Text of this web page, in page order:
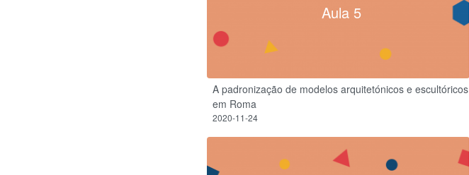
Aula 5
A padronização de modelos arquitetónicos e escultóricos
em Roma
2020-11-24